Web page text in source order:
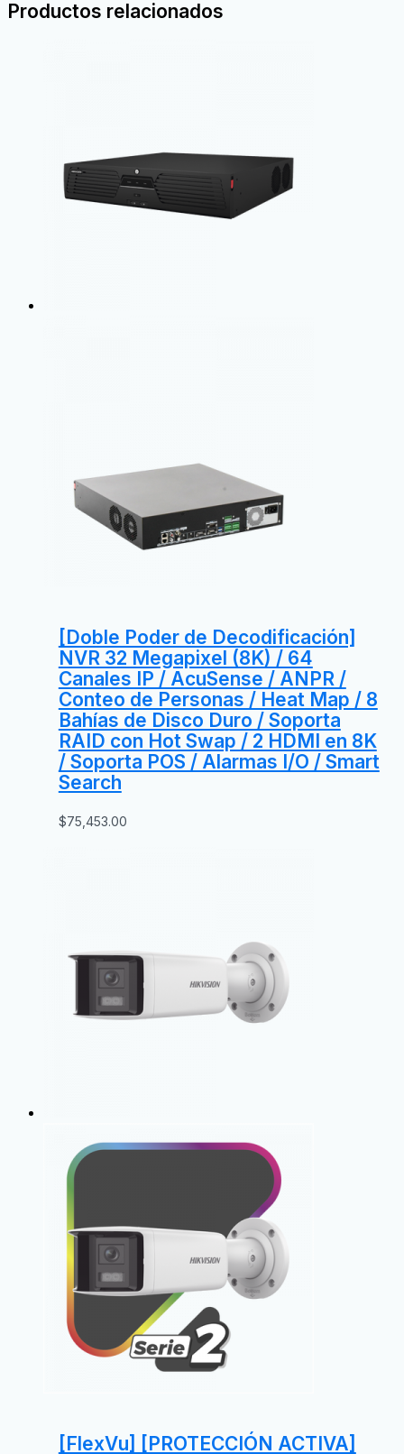
Productos relacionados
[Doble Poder de Decodificación]
NVR 32 Megapixel (8K) / 64
Canales IP / AcuSense / ANPR /
Conteo de Personas / Heat Map / 8
Bahías de Disco Duro / Soporta
RAID con Hot Swap / 2 HDMI en 8K
/ Soporta POS / Alarmas I/O / Smart
Search
$75,453.00
[FlexVu] [PROTECCIÓN ACTIVA]